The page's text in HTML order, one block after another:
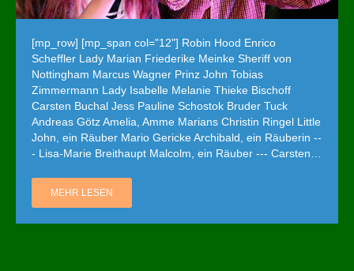
[mp_row] [mp_span col="12"] Robin Hood Enrico
Scheffler Lady Marian Friederike Meinke Sheriff von
Nottingham Marcus Wagner Prinz John Tobias
Zimmermann Lady Isabelle Melanie Thieke Bischoff
Carsten Buchal Jess Pauline Schostok Bruder Tuck
Andreas Götz Amelia, Amme Marians Christin Ringel Little
John, ein Räuber Mario Gericke Archibald, ein Räuberin --
- Lisa-Marie Breithaupt Malcolm, ein Räuber --- Carsten…
MEHR LESEN